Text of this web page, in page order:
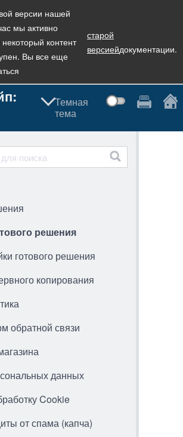
версии нашей
мы активно
контент
Вы все еще
старой
версиейдокументации.
Темная
тема
решения
готового решения
копирования
обратной связи
данных
Cookie
от спама (капча)